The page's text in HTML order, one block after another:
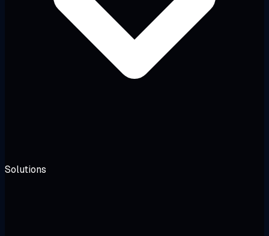
Solutions